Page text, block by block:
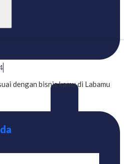
dengan bisnis kamu di Labamu